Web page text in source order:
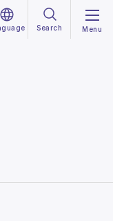
Search Menu